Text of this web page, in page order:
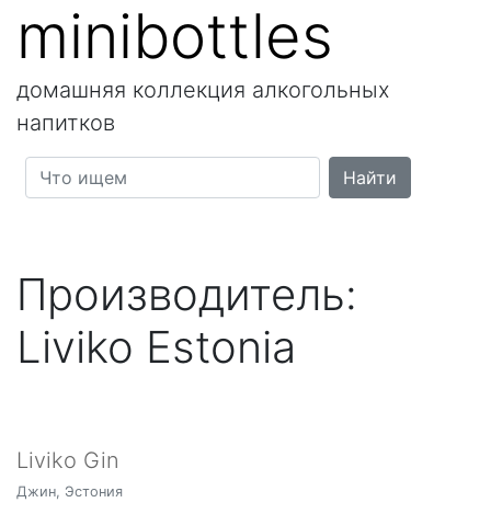
minibottles
домашняя коллекция алкогольных
напитков
Производитель:
Liviko Estonia
Liviko Gin
Джин, Эстония